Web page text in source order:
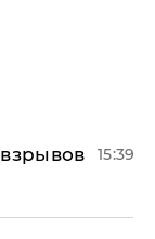
15:39